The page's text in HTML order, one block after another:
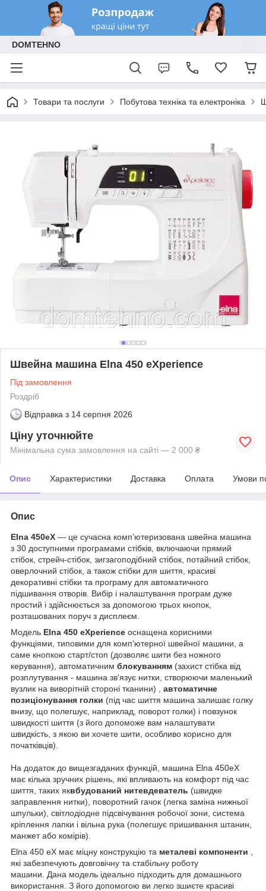
DOMTEHNO
Товари та послуги Побутова техніка та електроніка
Швейна машина Elna 450 eXperience
Під замовлення
Роздріб
Відправка з 14 серпня 2026
Ціну уточнюйте
Мінімальна сума замовлення на сайті — 2 000 ₴
Опис Характеристики Доставка Оплата Умови
Опис
Elna 450eX — це сучасна комп’ютеризована швейна машина
з 30 доступними програмами стібків, включаючи прямий
стібок, стрейч-стібок, зигзагоподібний стібок, потайний стібок,
оверлочний стібок, а також стібки для шиття, красиві
декоративні стібки та програму для автоматичного
підшивання отворів. Вибір і налаштування програм дуже
простий і здійснюється за допомогою трьох кнопок,
розташованих поруч з дисплеєм.
Модель Elna 450 eXperience оснащена корисними
функціями, типовими для комп'ютерної швейної машини, а
саме кнопкою старт/стоп (дозволяє шити без ножного
керування), автоматичним блокуванням (захист стібка від
розплутування - машина зв'язує нитки, створюючи маленький
вузлик на виворітній стороні тканини) , автоматичне
позиціонування голки (під час шиття машина залишає голку
внизу, що полегшує, наприклад, поворот голки) і повзунок
швидкості шиття (з його допоможе вам налаштувати
швидкість, з якою ви хочете шити, особливо корисно для
початківців).
На додаток до вищезгаданих функцій, машина Elna 450eX
має кілька зручних рішень, які впливають на комфорт під час
шиття, таких яквбудований нитевдеватель (швидке
заправлення нитки), поворотний гачок (легка заміна нижньої
шпульки), світлодіодне підсвічування робочої зони, система
кріплення лапки і вільна рука (полегшує пришивання штанин,
манжет або комірів).
Elna 450 eX має міцну конструкцію та металеві компоненти
які забезпечують довговічну та стабільну роботу
машини. Дана модель ідеально підходить для домашнього
використання. З його допомогою ви легко зшиєте красиві